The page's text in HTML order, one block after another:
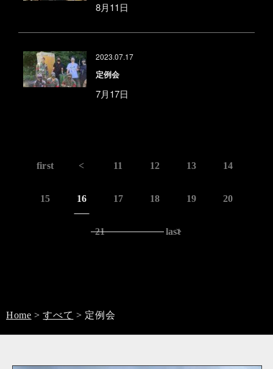
8月11日
2023.07.17
定例会
7月17日
first < 11 12 13 14
15 16 17 18 19 20
21 >
last
Home >すべて > 定例会